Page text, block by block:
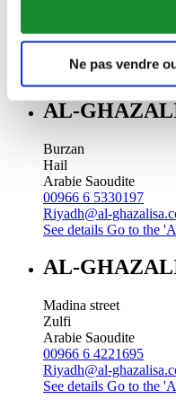
Ne pas vendre
00966 3 8239466
Riyadh@al-
See detailsGo to the
AL-
Burzan
Hail
Arabie Saoudite
00966 6 5330197
Riyadh@al-
See details Go to the
AL-
Madina street
Zulfi
Arabie Saoudite
00966 6 4221695
Riyadh@al-
See details Go to the